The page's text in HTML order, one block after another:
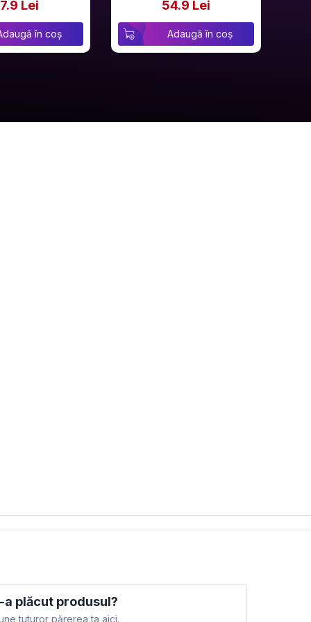
Lei
în coș
54.9 Lei
Adaugă în coș
a plăcut produsul?
tuturor părerea ta aici.